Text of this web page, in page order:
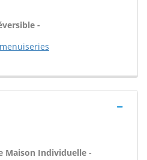
-
Maison Individuelle -